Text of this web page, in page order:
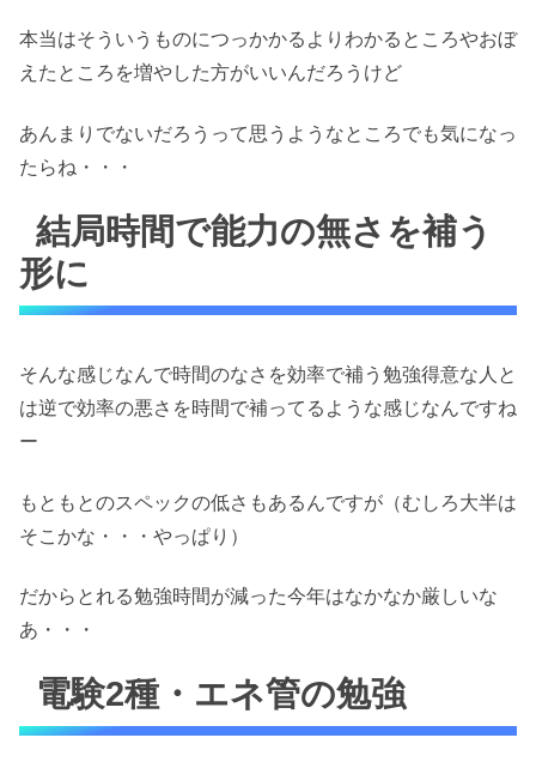
本当はそういうものにつっかかるよりわかるところやおぼ
えたところを増やした方がいいんだろうけど
あんまりでないだろうって思うようなところでも気になっ
たらね・・・
結局時間で能力の無さを補う
形に
そんな感じなんで時間のなさを効率で補う勉強得意な人と
は逆で効率の悪さを時間で補ってるような感じなんですね
ー
もともとのスペックの低さもあるんですが（むしろ大半は
そこかな・・・やっぱり）
だからとれる勉強時間が減った今年はなかなか厳しいな
あ・・・
電験2種・エネ管の勉強